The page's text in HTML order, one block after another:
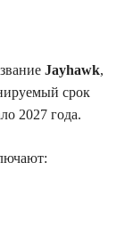
Jayhawk,
срок
2027 года.